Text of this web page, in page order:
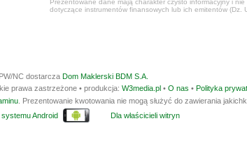
Prezentowane dane mają charakter czysto informacyjny i
dotyczące instrumentów finansowych lub ich emitentów (Dz.
NC dostarcza Dom Maklerski BDM S.A.
prawa zastrzeżone • produkcja: W3media.pl • O nas • Polityka
. Prezentowanie kwotowania nie mogą służyć do zawierania
Android Dla właścicieli witryn